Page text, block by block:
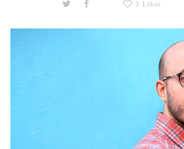
1 Likes